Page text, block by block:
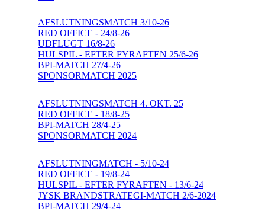
AFSLUTNINGSMATCH 3/10-26
RED OFFICE - 24/8-26
UDFLUGT 16/8-26
HULSPIL - EFTER FYRAFTEN 25/6-26
BPI-MATCH 27/4-26
SPONSORMATCH 2025
AFSLUTNINGSMATCH 4. OKT. 25
RED OFFICE - 18/8-25
BPI-MATCH 28/4-25
SPONSORMATCH 2024
AFSLUTNINGMATCH - 5/10-24
RED OFFICE - 19/8-24
HULSPIL - EFTER FYRAFTEN - 13/6-24
JYSK BRANDSTRATEGI-MATCH 2/6-2024
BPI-MATCH 29/4-24